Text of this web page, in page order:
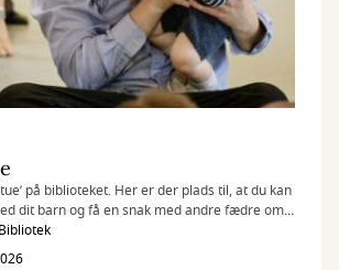
på biblioteket. Her er der plads til, at du kan
dit barn og få en snak med andre fædre om